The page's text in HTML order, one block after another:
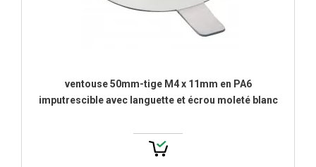
ventouse 50mm-tige M4 x 11mm en PA6
imputrescible avec languette et écrou moleté blanc